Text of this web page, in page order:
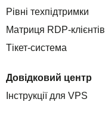
Рівні техпідтримки
Матриця RDP-клієнтів
Тікет-система
Довідковий центр
Інструкції для VPS